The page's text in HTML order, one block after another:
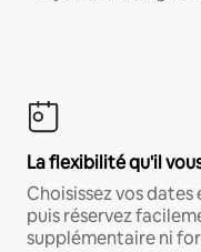
La flexibilité qu'il
Choisissez vos
puis réservez
supplémentaire ni